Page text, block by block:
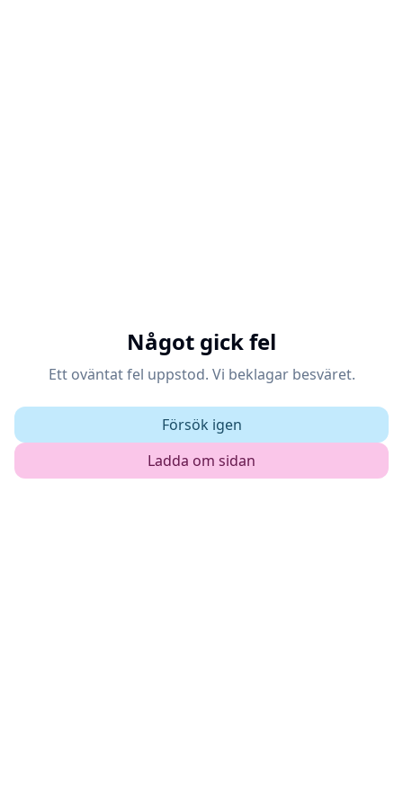
Något gick fel
Ett oväntat fel uppstod. Vi beklagar besväret.
Försök igen
Ladda om sidan